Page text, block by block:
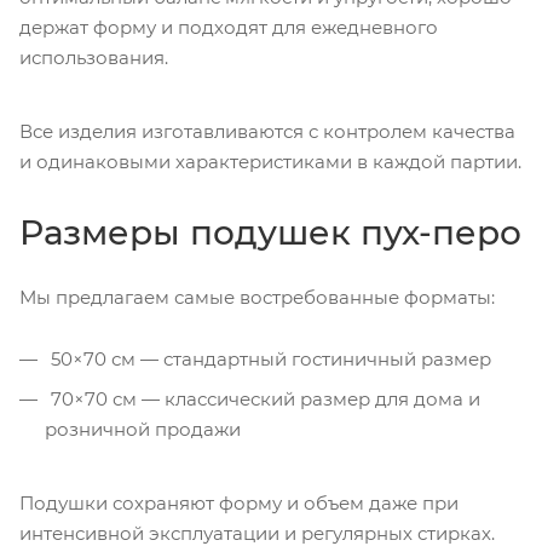
держат форму и подходят для ежедневного
использования.
Все изделия изготавливаются с контролем качества
и одинаковыми характеристиками в каждой партии.
Размеры подушек пух-перо
Мы предлагаем самые востребованные форматы:
50×70 см — стандартный гостиничный размер
70×70 см — классический размер для дома и
розничной продажи
Подушки сохраняют форму и объем даже при
интенсивной эксплуатации и регулярных стирках.